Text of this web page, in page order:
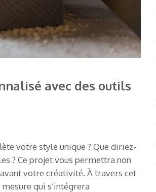
avec des outils
votre style unique ? Que diriez-
? Ce projet vous permettra non
votre créativité. À travers cet
qui s’intégrera